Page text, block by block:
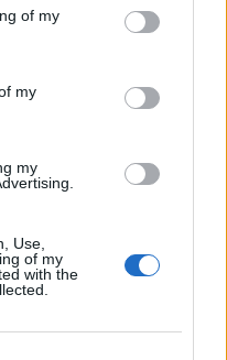
of my
my
my
Use,
of my
with the
Întăriți USR, nu-l
a dinamitat
în 8 ani. REPER a
iar șeful său
lua 30% dacă n-